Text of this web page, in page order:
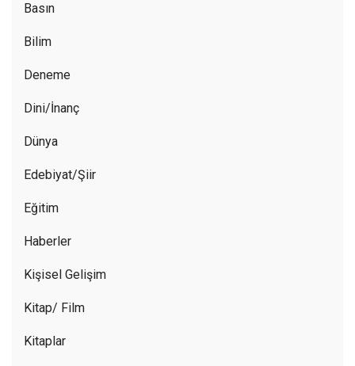
Basın
Bilim
Deneme
Dini/İnanç
Dünya
Edebiyat/Şiir
Eğitim
Haberler
Kişisel Gelişim
Kitap/ Film
Kitaplar